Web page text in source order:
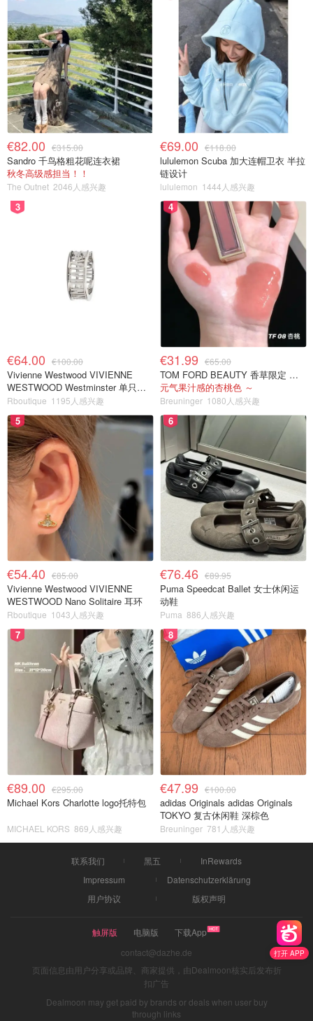
打开 APP
€82.00 €315.00
Sandro 千鸟格粗花呢连衣裙
秋冬高级感担当！！
The Outnet 2046人感兴趣
€69.00 €118.00
lululemon Scuba 加大连帽卫衣 半拉
链设计
lululemon 1444人感兴趣
3
€64.00 €100.00
Vivienne Westwood VIVIENNE
WESTWOOD Westminster 单只耳
环
Rboutique 1195人感兴趣
4
€31.99 €65.00
TOM FORD BEAUTY 香草限定 镜面唇蜜 #08INHIBITION
元气果汁感的杏桃色 ～
Breuninger 1080人感兴趣
5
€54.40 €85.00
Vivienne Westwood VIVIENNE
WESTWOOD Nano Solitaire 耳环
Rboutique 1043人感兴趣
6
€76.46 €89.95
Puma Speedcat Ballet 女士休闲运
动鞋
Puma 886人感兴趣
7
€89.00 €295.00
Michael Kors Charlotte logo托特包
MICHAEL KORS 869人感兴趣
8
€47.99 €100.00
adidas Originals adidas Originals
TOKYO 复古休闲鞋 深棕色
Breuninger 781人感兴趣
联系我们 黑五
InRewards
Impressum
Datenschutzerklärung
用户协议
版权声明
触屏版 电脑版
下载App
contact@dazhe.de
页面信息由用户分享或品牌、商家提供，由Dealmoon核实后发布折
扣广告
Dealmoon may get paid by brands or deals when user buy
through links